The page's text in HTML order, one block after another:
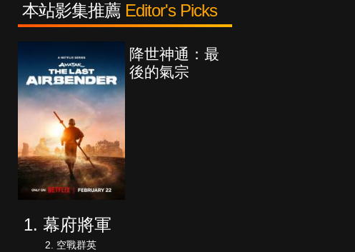
本站影集推薦 Editor's Picks
降世神通：最
後的氣宗
幕府將軍
空戰群英